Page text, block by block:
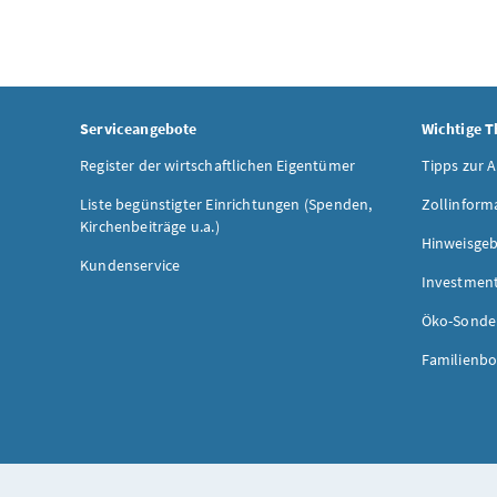
Serviceangebote
Register der wirtschaftlichen Eigentümer
Liste begünstigter Einrichtungen (Spenden,
Kirchenbeiträge u.a.)
Kundenservice
Wichtige
Tipps zur
Öko-